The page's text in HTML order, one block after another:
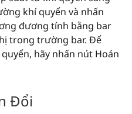
khí quyển và nhấn
đương tính bằng bar
trong trường bar. Để
hãy nhấn nút Hoán
Đổi